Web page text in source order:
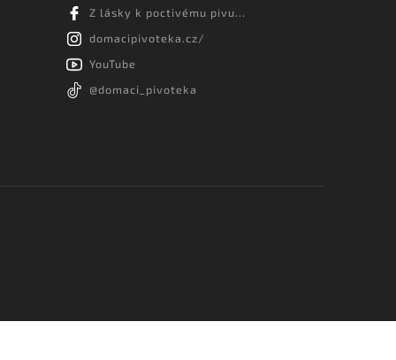
Z lásky k poctivému pivu...
domacipivoteka.cz/
YouTube
@domaci_pivoteka